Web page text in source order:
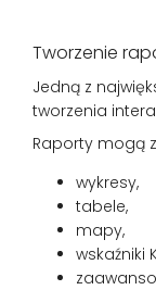
Tworzenie
Jedną z
tworzenia
Raporty mogą
wykresy,
tabele,
mapy,
wskaźniki